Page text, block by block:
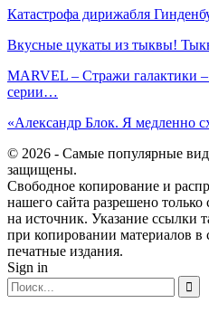
Катастрофа дирижабля
Вкусные цукаты из тыквы!
MARVEL – Стражи галактики
серии…
«Александр Блок. Я медленно
© 2026 - Самые популярные
защищены.
Свободное копирование и
нашего сайта разрешено
на источник. Указание ссылки
при копировании материалов в
печатные издания.
Sign in